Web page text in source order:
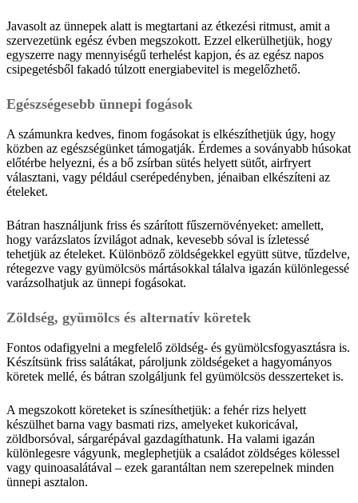
Javasolt az ünnepek alatt is megtartani az étkezési ritmust, amit a
szervezetünk egész évben megszokott. Ezzel elkerülhetjük, hogy
egyszerre nagy mennyiségű terhelést kapjon, és az egész napos
csipegetésből fakadó túlzott energiabevitel is megelőzhető.
Egészségesebb ünnepi fogások
A számunkra kedves, finom fogásokat is elkészíthetjük úgy, hogy
közben az egészségünket támogatják. Érdemes a soványabb húsokat
előtérbe helyezni, és a bő zsírban sütés helyett sütőt, airfryert
választani, vagy például cserépedényben, jénaiban elkészíteni az
ételeket.
Bátran használjunk friss és szárított fűszernövényeket: amellett,
hogy varázslatos ízvilágot adnak, kevesebb sóval is ízletessé
tehetjük az ételeket. Különböző zöldségekkel együtt sütve, tűzdelve,
rétegezve vagy gyümölcsös mártásokkal tálalva igazán különlegessé
varázsolhatjuk az ünnepi fogásokat.
Zöldség, gyümölcs és alternatív köretek
Fontos odafigyelni a megfelelő zöldség- és gyümölcsfogyasztásra is.
Készítsünk friss salátákat, pároljunk zöldségeket a hagyományos
köretek mellé, és bátran szolgáljunk fel gyümölcsös desszerteket is.
A megszokott köreteket is színesíthetjük: a fehér rizs helyett
készülhet barna vagy basmati rizs, amelyeket kukoricával,
zöldborsóval, sárgarépával gazdagíthatunk. Ha valami igazán
különlegesre vágyunk, meglephetjük a családot zöldséges kölessel
vagy quinoasalátával – ezek garantáltan nem szerepelnek minden
ünnepi asztalon.